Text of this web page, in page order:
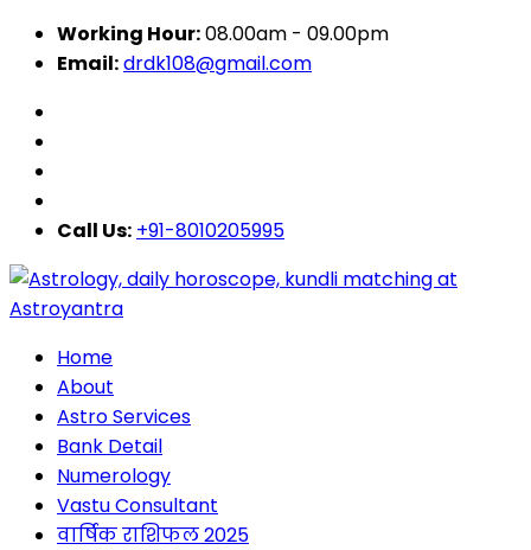
Working Hour:08.00am - 09.00pm
Email:drdk108@gmail.com
Call Us: +91-8010205995
Home
About
Astro Services
Bank Detail
Numerology
Vastu Consultant
वार्षिक राशिफल 2025